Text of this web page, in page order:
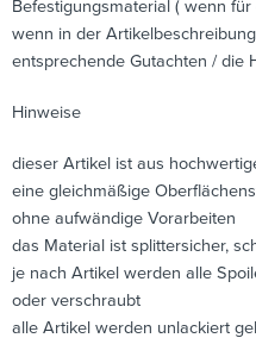
Befestigungsmaterial ( wenn
wenn in der
entsprechende Gutachten / die
Hinweise
dieser Artikel ist aus
eine gleichmäßige
ohne aufwändige Vorarbeiten
das Material ist splittersicher,
je nach Artikel werden alle
oder verschraubt
alle Artikel werden unlackiert